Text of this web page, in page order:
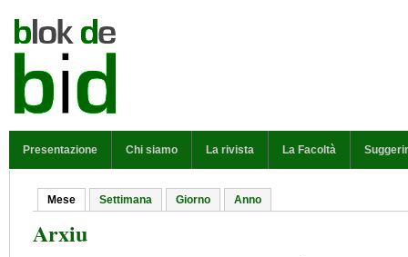
Presentazione Chi siamo La rivista La Facoltà
Schede primarie
Mese (scheda attiva)
Settimana Giorno Anno
Arxiu